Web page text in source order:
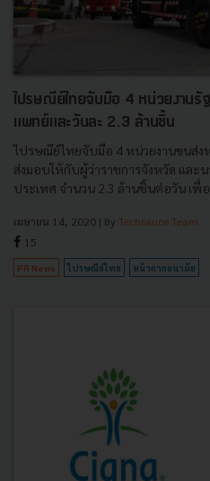
ไปรษณีย์ไทยจับมือ 4 หน่วยงานรั
แพทย์และวันละ 2.3 ล้านชิ้น
ไปรษณีย์ไทยจับมือ 4 หน่วยงานขนส่ง
ส่งมอบให้กับผู้ว่าราชการจังหวัด และ
ประเทศ จำนวน 2.3 ล้านชิ้นต่อวัน เพื่อ
เมษายน 14, 2020 | By Techsauce Team
15
PR News ไปรษณีย์ไทย หน้ากากอนามัย